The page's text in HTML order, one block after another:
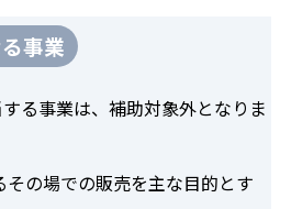
事業
る事業は、補助対象外となりま
の場での販売を主な目的とす